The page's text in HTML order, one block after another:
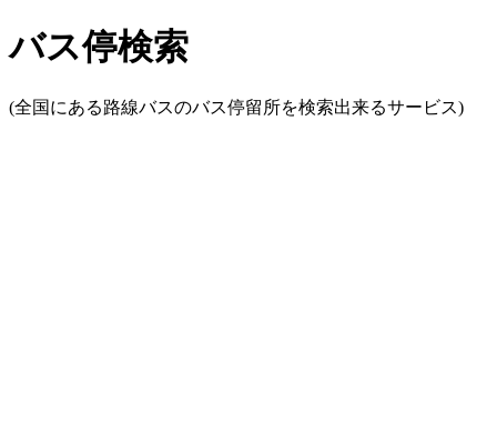
バス停検索
(全国にある路線バスのバス停留所を検索出来るサービス)